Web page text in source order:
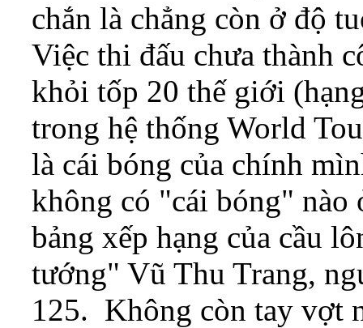
chắn là chẳng còn ở độ
Việc thi đấu chưa thành
khỏi tốp 20 thế giới
trong hệ thống World
là cái bóng của chính
không có "cái bóng" nào
bảng xếp hạng của cầu
tướng" Vũ Thu Trang,
125. Không còn tay vợt